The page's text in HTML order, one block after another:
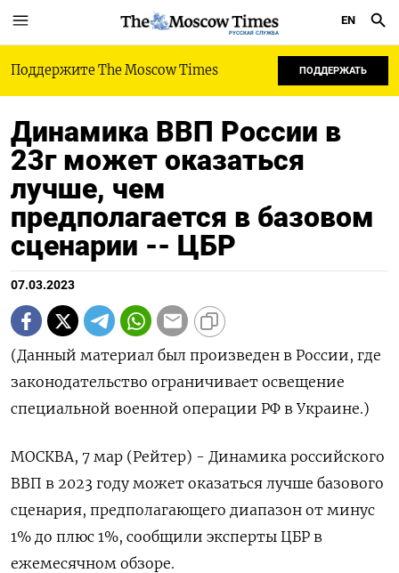
РУССКАЯ СЛУЖБА
EN
Поддержите The Moscow Times ПОДДЕРЖАТЬ
Динамика ВВП России в
23г может оказаться
лучше, чем
предполагается в базовом
сценарии -- ЦБР
07.03.2023
(Данный материал был произведен в России, где
законодательство ограничивает освещение
специальной военной операции РФ в Украине.)
МОСКВА, 7 мар (Рейтер) - Динамика российского
ВВП в 2023 году может оказаться лучше базового
сценария, предполагающего диапазон от минус
1% до плюс 1%, сообщили эксперты ЦБР в
ежемесячном обзоре.